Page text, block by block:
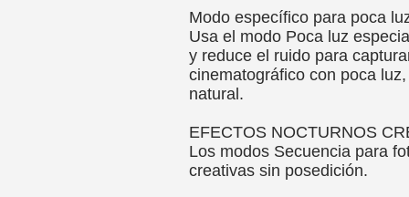
Modo específico para poca
Usa el modo Poca luz
y reduce el ruido para
cinematográfico con poca
natural.
EFECTOS NOCTURNOS
Los modos Secuencia para
creativas sin posedición.